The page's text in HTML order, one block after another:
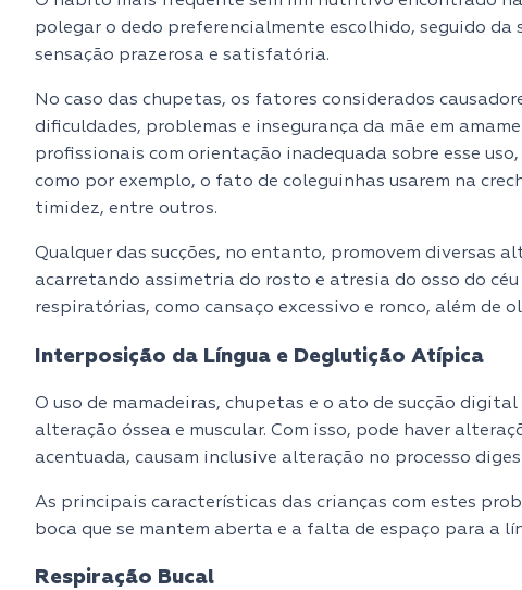
polegar o dedo preferencialmente escolhido, seguido da
sensação prazerosa e satisfatória.
No caso das chupetas, os fatores considerados
dificuldades, problemas e insegurança da mãe em
profissionais com orientação inadequada sobre esse
como por exemplo, o fato de coleguinhas usarem na
timidez, entre outros.
Qualquer das sucções, no entanto, promovem diversas
acarretando assimetria do rosto e atresia do osso do
respiratórias, como cansaço excessivo e ronco, além de
Interposição da Língua e Deglutição Atípica
O uso de mamadeiras, chupetas e o ato de sucção
alteração óssea e muscular. Com isso, pode haver
acentuada, causam inclusive alteração no processo
As principais características das crianças com estes
boca que se mantem aberta e a falta de espaço para a
Respiração Bucal